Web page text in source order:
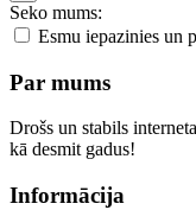
Seko mums:
Esmu iepazinies un
Par mums
Drošs un stabils
kā desmit gadus!
Informācija